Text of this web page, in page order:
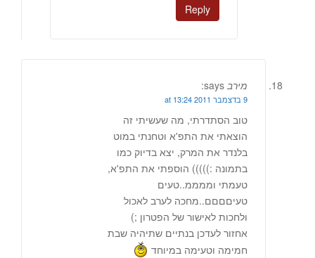
Reply
מירב says:
9 בדצמבר 2011 at 13:24
טוב הסתדרתי, מה שעשיתי זה
הוצאתי את התפ'א וטחנתי במוט
בלנדר את המרק, יצא בדיוק כמו
בתמונה :))))) הוספתי את התפ'א,
טעמתי וממממ..טעים
טעיםםםם..מחכה לערב לאכול
ולחכות לאישור של הפטרון ;)
אחזור לעדכן בנתיים שתיהיה שבת
חמימה וטעימה במיוחד